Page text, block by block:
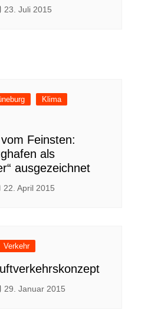
23. Juli 2015
Klima
Feinsten:
als
ausgezeichnet
22. April 2015
Verkehr
29. Januar 2015